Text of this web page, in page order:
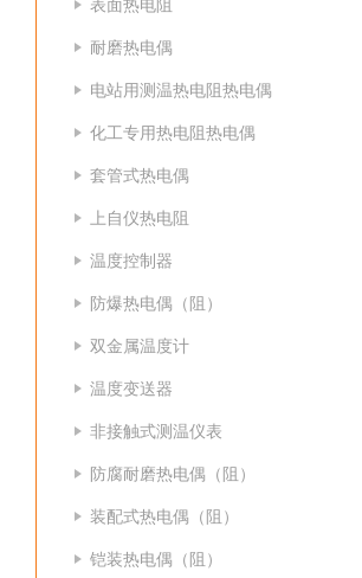
表面热电阻
耐磨热电偶
电站用测温热电阻热电偶
化工专用热电阻热电偶
套管式热电偶
上自仪热电阻
温度控制器
防爆热电偶（阻）
双金属温度计
温度变送器
非接触式测温仪表
防腐耐磨热电偶（阻）
装配式热电偶（阻）
铠装热电偶（阻）